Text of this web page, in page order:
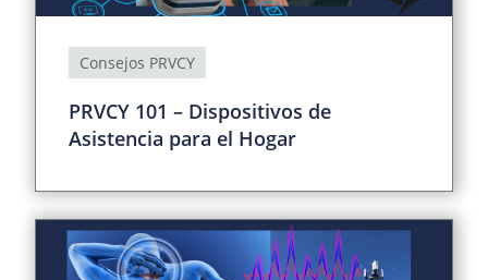
Consejos PRVCY
PRVCY 101 – Dispositivos de
Asistencia para el Hogar